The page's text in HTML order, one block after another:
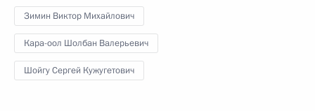
Зимин Виктор Михайлович
Кара-оол Шолбан Валерьевич
Шойгу Сергей Кужугетович